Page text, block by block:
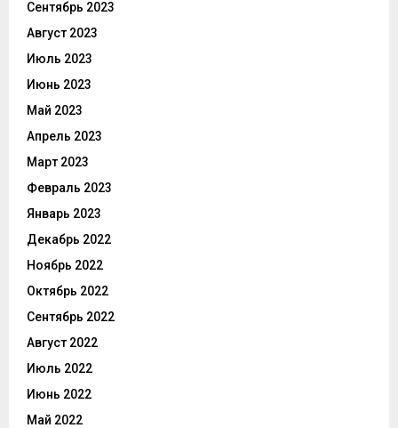
Сентябрь 2023
Август 2023
Июль 2023
Июнь 2023
Май 2023
Апрель 2023
Март 2023
Февраль 2023
Январь 2023
Декабрь 2022
Ноябрь 2022
Октябрь 2022
Сентябрь 2022
Август 2022
Июль 2022
Июнь 2022
Май 2022